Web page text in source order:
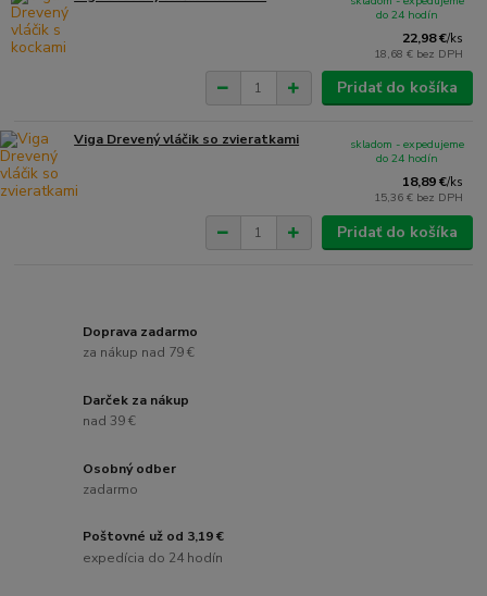
22,98 €/ks
18,68 € bez DPH
do 24 hodín
Pridať do košíka
Viga Drevený vláčik so zvieratkami
18,89 €/ks
15,36 € bez DPH
skladom - expedujeme
do 24 hodín
Pridať do košíka
Doprava zadarmo
za nákup nad 79 €
Darček za nákup
nad 39 €
Osobný odber
zadarmo
Poštovné už od 3,19 €
expedícia do 24 hodín